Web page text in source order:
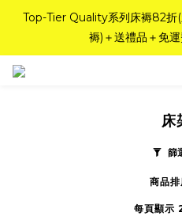
如需訂造特別尺寸床褥，請聯
Top-Tier Quality系列床褥82折
褥)＋送禮品＋免
如需訂造特別尺寸床褥，請聯
床
篩
商品排
每頁顯示